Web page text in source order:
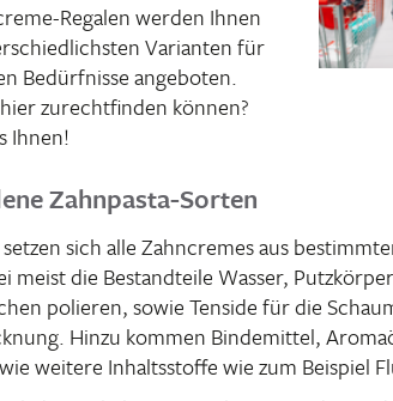
Regalen werden Ihnen
Vari­anten für
Bedürf­nisse ange­boten.
zurecht­finden können?
Ihnen!
Zahnpasta-Sorten
sich alle Zahn­cremes aus
meist die Bestand­teile Wasser,
polieren, sowie Tenside für die
Hinzu kommen Binde­mittel,
weitere Inhalts­stoffe wie zum Beispiel